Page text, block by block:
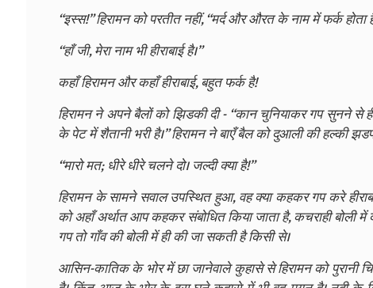
“इस्स!” हिरामन को परतीत नहीं, “मर्द और औरत के नाम में फर्क होता
“हाँ जी, मेरा नाम भी हीराबाई है।”
कहाँ हिरामन और कहाँ हीराबाई, बहुत फर्क है!
हिरामन ने अपने बैलों को झिडकी दी - “कान चुनियाकर गप सुनने से
के पेट में शैतानी भरी है।” हिरामन ने बाएँ बैल को दुआली की हल्की
“मारो मत; धीरे धीरे चलने दो। जल्दी क्या है!”
हिरामन के सामने सवाल उपस्थित हुआ, वह क्या कहकर गप करे
को अहाँ अर्थात आप कहकर संबोधित किया जाता है, कचराही बोली
गप तो गाँव की बोली में ही की जा सकती है किसी से।
आसिन-कातिक के भोर में छा जानेवाले कुहासे से हिरामन को